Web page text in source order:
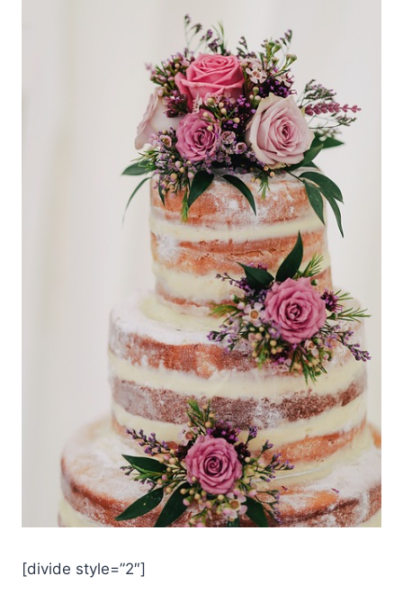
[divide style=”2″]